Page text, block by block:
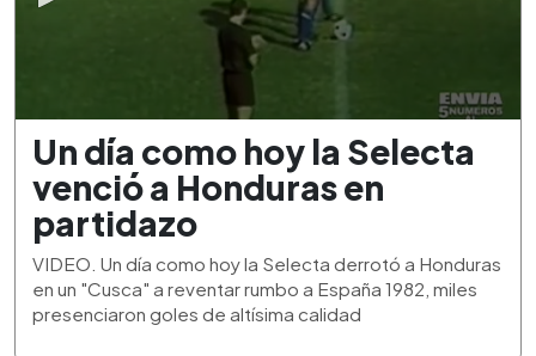
seconds
minute,
53
seconds
Un día como hoy la Selecta
venció a Honduras en
partidazo
VIDEO. Un día como hoy la Selecta derrotó a Honduras
en un "Cusca" a reventar rumbo a España 1982, miles
presenciaron goles de altísima calidad